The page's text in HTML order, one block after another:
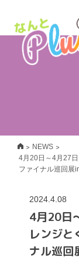
> NEWS >
4月20日～4月27
ファイナル巡回展
2024.4.08
4月20日
レンジ
ナル巡回